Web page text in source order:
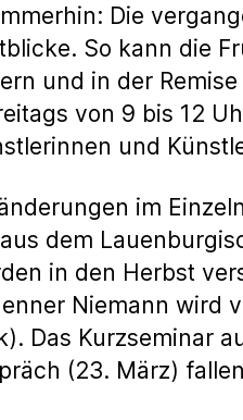
Die
So kann die
und in der
von 9 bis 12
und
im
dem
in den Herbst
Niemann wird
Das Kurzseminar
(23. März)